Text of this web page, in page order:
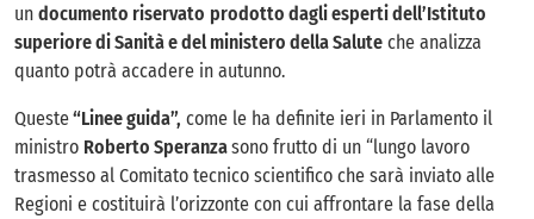
un documento riservato prodotto dagli esperti dell’Istituto
superiore di Sanità e del ministero della Salute che analizza
quanto potrà accadere in autunno.
Queste“Linee guida”, come le ha definite ieri in Parlamento il
ministro Roberto Speranzasono frutto di un “lungo lavoro
trasmesso al Comitato tecnico scientifico che sarà inviato alle
Regioni e costituirà l’orizzonte con cui affrontare la fase della